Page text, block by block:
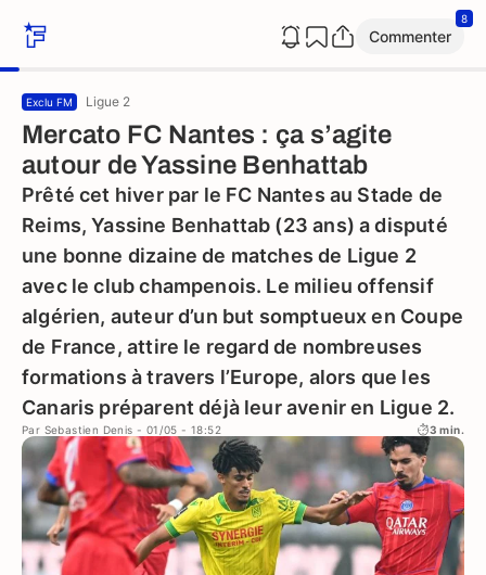
Commenter
8
Exclu FM Ligue 2
Mercato FC Nantes : ça s’agite
autour de Yassine Benhattab
Prêté cet hiver par le FC Nantes au Stade de
Reims, Yassine Benhattab (23 ans) a disputé
une bonne dizaine de matches de Ligue 2
avec le club champenois. Le milieu offensif
algérien, auteur d’un but somptueux en Coupe
de France, attire le regard de nombreuses
formations à travers l’Europe, alors que les
Canaris préparent déjà leur avenir en Ligue 2.
Par Sebastien Denis - 01/05 - 18:52 3 min.